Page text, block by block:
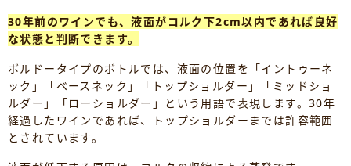
30年前のワインでも、液面がコルク下2cm以内であれば良好
な状態と判断できます。
ボルドータイプのボトルでは、液面の位置を「イントゥーネ
ック」「ベースネック」「トップショルダー」「ミッドショ
ルダー」「ローショルダー」という用語で表現します。30年
経過したワインであれば、トップショルダーまでは許容範囲
とされています。